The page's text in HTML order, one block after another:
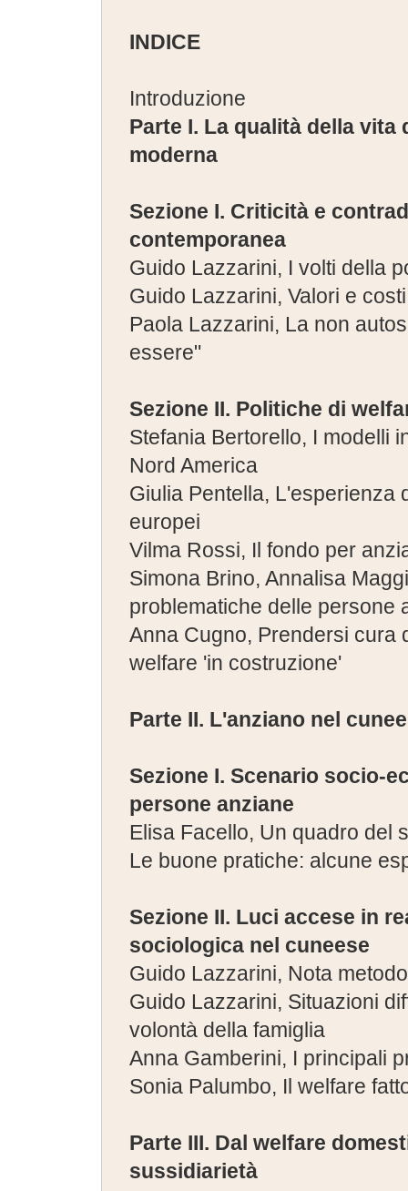
INDICE
Introduzione
Parte I. La qualità della
moderna
Sezione I. Criticità e
contemporanea
Guido Lazzarini, I volti della
Guido Lazzarini, Valori e
Paola Lazzarini, La non
essere"
Sezione II. Politiche di
Stefania Bertorello, I modelli
Nord America
Giulia Pentella, L'esperienza
europei
Vilma Rossi, Il fondo per
Simona Brino, Annalisa
problematiche delle persone
Anna Cugno, Prendersi cura
welfare 'in costruzione'
Parte II. L'anziano nel
Sezione I. Scenario socio-
persone anziane
Elisa Facello, Un quadro del
Le buone pratiche: alcune
Sezione II. Luci accese in
sociologica nel cuneese
Guido Lazzarini, Nota
Guido Lazzarini, Situazioni
volontà della famiglia
Anna Gamberini, I principali
Sonia Palumbo, Il welfare
Parte III. Dal welfare
sussidiarietà